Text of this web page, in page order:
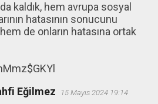
kaldık, hem avrupa sosyal
hatasının sonucunu
de onların hatasına ortak
Eğilmez
15 Mayıs 2024 19:14